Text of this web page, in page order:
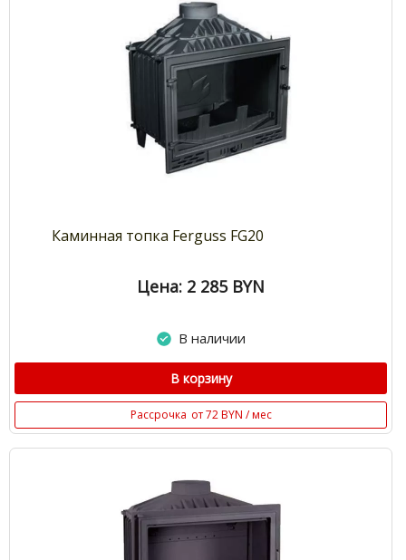
Каминная топка Ferguss FG20
Цена: 2 285 BYN
В наличии
В корзину
Рассрочка от 72 BYN / мес